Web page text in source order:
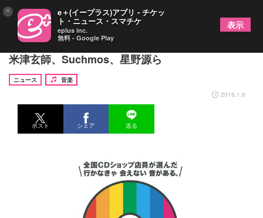
「CDショップ大賞」二次ノミネートにキュウソ、
米津玄師、Suchmos、星野源ら
ニュース
音楽
2016.1.6
ポスト シェア 送る
× e＋(イープラス)アプリ - チケッ
ト・ニュース・スマチケ
eplus inc.
無料 - Google Play
表示